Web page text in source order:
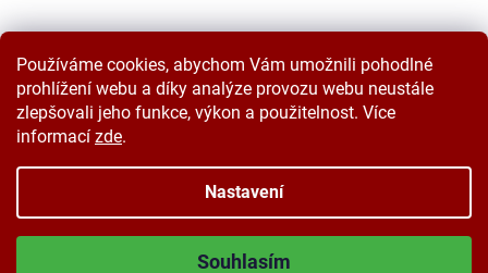
Používáme cookies, abychom Vám umožnili pohodlné
prohlížení webu a díky analýze provozu webu neustále
zlepšovali jeho funkce, výkon a použitelnost. Více
informací zde.
Nastavení
Souhlasím
Upravit nastavení cookies